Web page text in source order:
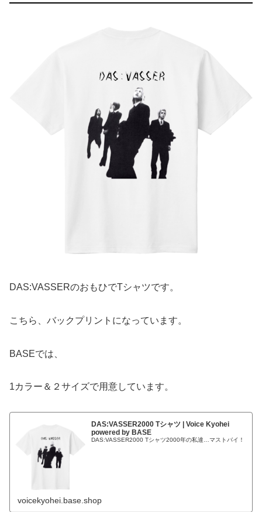
DAS:VASSERのおもひでTシャツです。
こちら、バックプリントになっています。
BASEでは、
1カラー＆２サイズで用意しています。
DAS:VASSER2000 Tシャツ | Voice Kyohei
powered by BASE
DAS:VASSER2000 Tシャツ2000年の私達…マストバイ！
voicekyohei.base.shop